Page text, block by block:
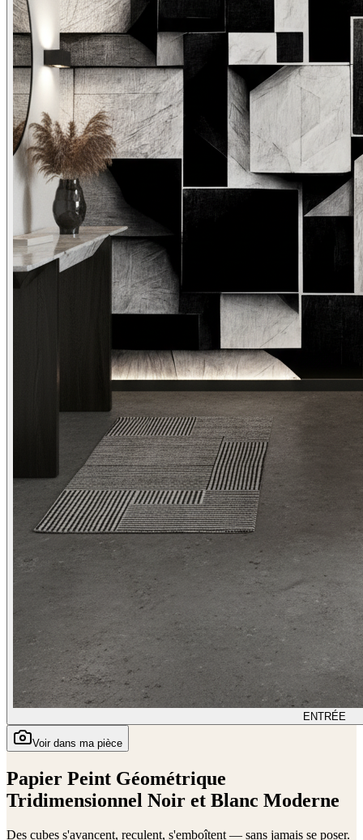
ENTRÉE
Voir dans ma pièce
Papier Peint Géométrique
Tridimensionnel Noir et Blanc Moderne
Des cubes s'avancent, reculent, s'emboîtent — sans jamais se poser.